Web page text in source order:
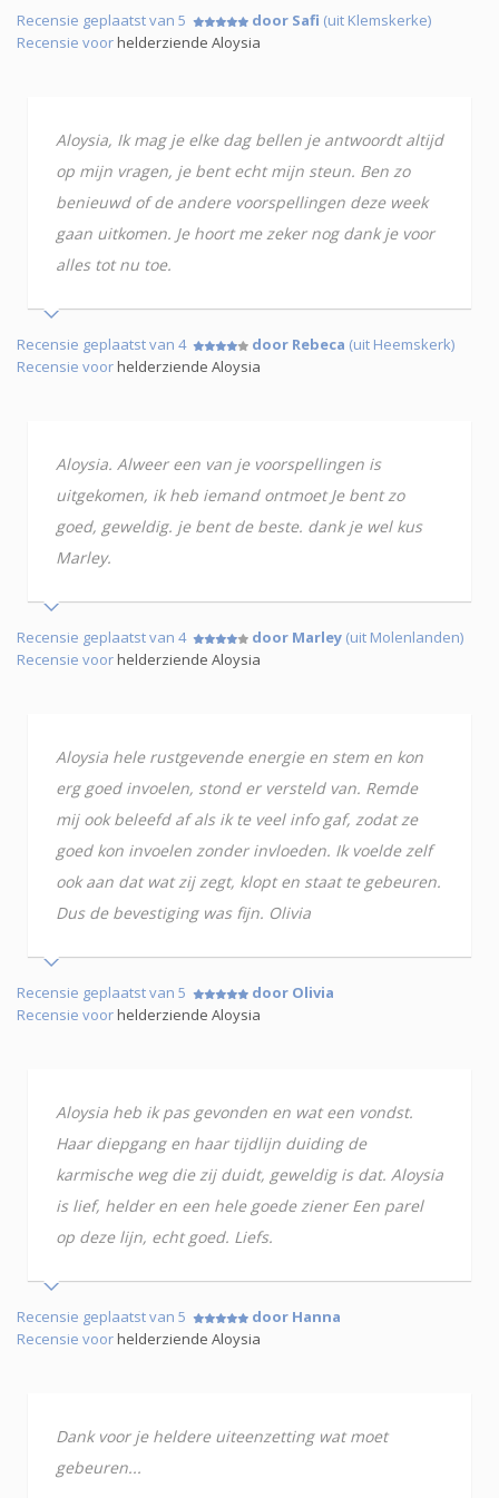
Recensie geplaatst van 5 door Safi (uit Klemskerke)
Recensie voorhelderziende Aloysia
Aloysia, Ik mag je elke dag bellen je antwoordt altijd
op mijn vragen, je bent echt mijn steun. Ben zo
benieuwd of de andere voorspellingen deze week
gaan uitkomen. Je hoort me zeker nog dank je voor
alles tot nu toe.
Recensie geplaatst van 4 door Rebeca (uit Heemskerk)
Recensie voorhelderziende Aloysia
Aloysia. Alweer een van je voorspellingen is
uitgekomen, ik heb iemand ontmoet Je bent zo
goed, geweldig. je bent de beste. dank je wel kus
Marley.
Recensie geplaatst van 4 door Marley (uit Molenlanden)
Recensie voorhelderziende Aloysia
Aloysia hele rustgevende energie en stem en kon
erg goed invoelen, stond er versteld van. Remde
mij ook beleefd af als ik te veel info gaf, zodat ze
goed kon invoelen zonder invloeden. Ik voelde zelf
ook aan dat wat zij zegt, klopt en staat te gebeuren.
Dus de bevestiging was fijn. Olivia
Recensie geplaatst van 5
door Olivia
Recensie voorhelderziende Aloysia
Aloysia heb ik pas gevonden en wat een vondst.
Haar diepgang en haar tijdlijn duiding de
karmische weg die zij duidt, geweldig is dat. Aloysia
is lief, helder en een hele goede ziener Een parel
op deze lijn, echt goed. Liefs.
Recensie geplaatst van 5
door Hanna
Recensie voorhelderziende Aloysia
Dank voor je heldere uiteenzetting wat moet
gebeuren...